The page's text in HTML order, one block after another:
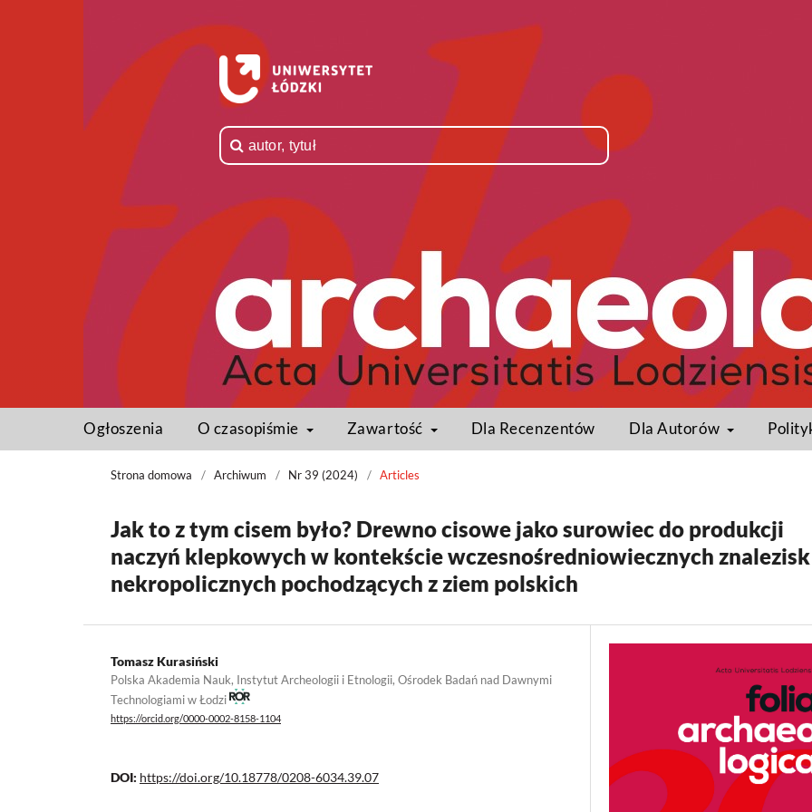
Ogłoszenia O czasopiśmie Zawartość Dla Recenzentów Dla Autorów
Strona domowa / Archiwum / Nr 39 (2024) / Articles
Jak to z tym cisem było? Drewno cisowe jako surowiec do produkcji
naczyń klepkowych w kontekście wczesnośredniowiecznych znalezisk
nekropolicznych pochodzących z ziem polskich
Tomasz Kurasiński
Polska Akademia Nauk, Instytut Archeologii i Etnologii, Ośrodek Badań nad Dawnymi
Technologiami w Łodzi
https://orcid.org/0000-0002-8158-1104
DOI: https://doi.org/10.18778/0208-6034.39.07